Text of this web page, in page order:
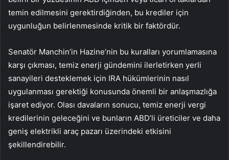
temin edilmesini gerektirdiğinden, bu krediler için
uygunluğun belirlenmesinde kritik bir faktördür.
Senatör Manchin’in Hazine’nin bu kuralları yorumlamasına
karşı çıkması, temiz enerji gündemini ilerletirken yerli
sanayileri desteklemek için IRA hükümlerinin nasıl
uygulanması gerektiği konusunda önemli bir anlaşmazlığa
işaret ediyor. Olası davaların sonucu, temiz enerji vergi
kredilerinin geleceğini ve bunların ABD’li üreticiler ve daha
geniş elektrikli araç pazarı üzerindeki etkisini
şekillendirebilir.